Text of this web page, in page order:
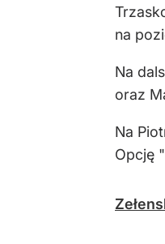
na
Na
oraz
Na
Opcję